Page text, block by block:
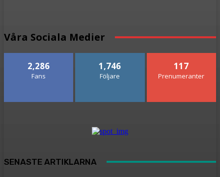
Våra Sociala Medier
2,286
Fans
1,746
Följare
117
Prenumeranter
SENASTE ARTIKLARNA